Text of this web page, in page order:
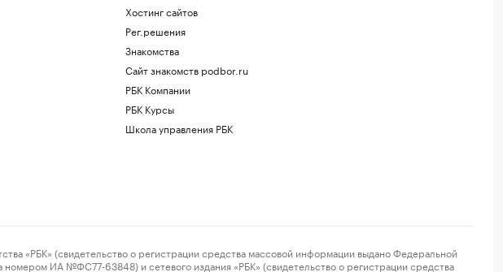
Хостинг сайтов
Рег.решения
Знакомства
Сайт знакомств podbor.ru
РБК Компании
РБК Курсы
Школа управления РБК
(свидетельство о регистрации средства массовой информации выдано Федеральной
ИА №ФС77-63848) и сетевого издания «РБК» (свидетельство о регистрации средства